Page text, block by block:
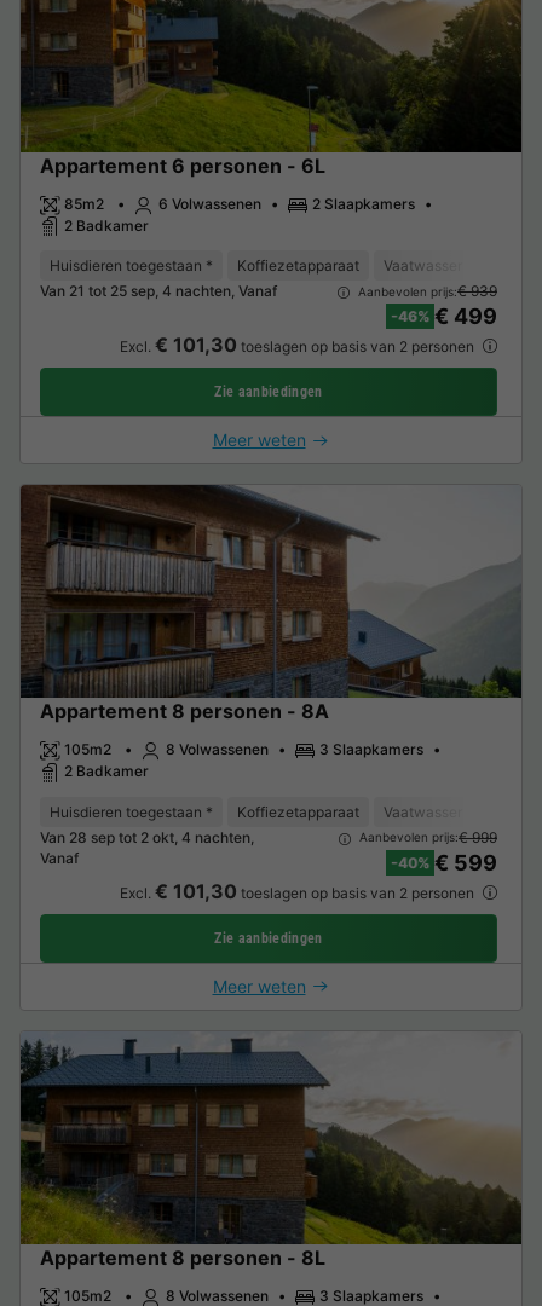
Appartement 6 personen - 6L
85m2 6 Volwassenen
2 Slaapkamers
2 Badkamer
Huisdieren toegestaan * Koffiezetapparaat Vaatwasser
Van 21 tot 25 sep, 4 nachten, Vanaf
Aanbevolen prijs:€ 939
-46% € 499
Excl. € 101,30 toeslagen op basis van 2 personen
Zie aanbiedingen
Meer weten
Appartement 8 personen - 8A
105m2 8 Volwassenen
3 Slaapkamers
2 Badkamer
Huisdieren toegestaan * Koffiezetapparaat Vaatwasser
Van 28 sep tot 2 okt, 4 nachten,
Vanaf
Aanbevolen prijs:€ 999
-40% € 599
Excl. € 101,30 toeslagen op basis van 2 personen
Zie aanbiedingen
Meer weten
Appartement 8 personen - 8L
105m2 8 Volwassenen
3 Slaapkamers